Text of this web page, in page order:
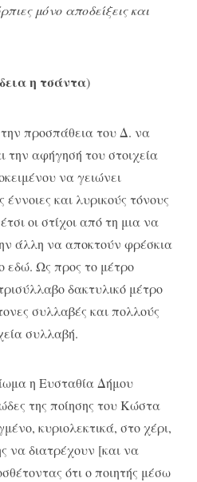
μόνο αποδείξεις και
η τσάντα)
προσπάθεια του Δ. να
την αφήγησή του στοιχεία
να γειώνει
και λυρικούς τόνους
οι στίχοι από τη μια να
άλλη να αποκτούν φρέσκια
εδώ. Ως προς το μέτρο
δακτυλικό μέτρο
συλλαβές και πολλούς
συλλαβή.
η Ευσταθία Δήμου
της ποίησης του Κώστα
κυ­­ριολεκτικά, στο χέ­ρι,
να διατρέχουν [και να
ότι ο ποιητής μέσω